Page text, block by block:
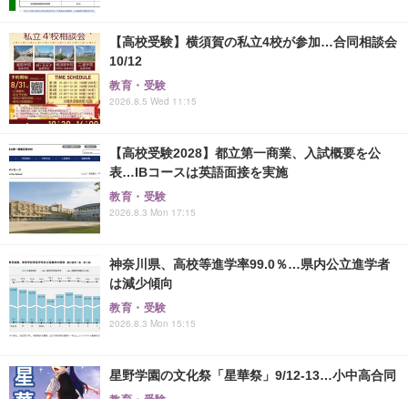
【高校受験】横須賀の私立4校が参加…合同相談会
10/12
教育・受験
2026.8.5 Wed 11:15
【高校受験2028】都立第一商業、入試概要を公
表…IBコースは英語面接を実施
教育・受験
2026.8.3 Mon 17:15
神奈川県、高校等進学率99.0％…県内公立進学者
は減少傾向
教育・受験
2026.8.3 Mon 15:15
星野学園の文化祭「星華祭」9/12-13…小中高合同